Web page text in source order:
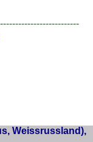
Weissrussland),